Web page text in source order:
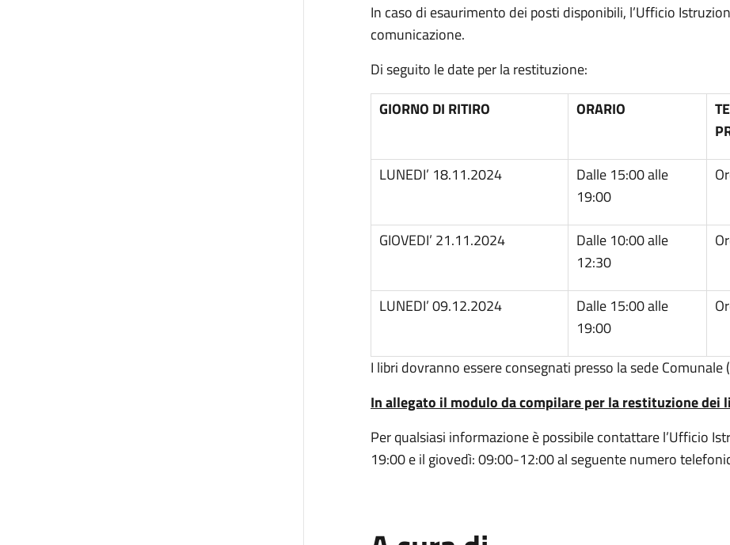
In caso di esaurimento dei posti disponibili, l’Ufficio
comunicazione.
Di seguito le date per la restituzione:
GIORNO DI RITIRO
ORARIO
LUNEDI’ 18.11.2024
Dalle 15:00 alle
19:00
GIOVEDI’ 21.11.2024
Dalle 10:00 alle
12:30
LUNEDI’ 09.12.2024
Dalle 15:00 alle
19:00
I libri dovranno essere consegnati presso la sede Comunale
In allegato il modulo da compilare per la restituzione dei
Per qualsiasi informazione è possibile contattare l’Ufficio
19:00 e il giovedì: 09:00-12:00 al seguente numero